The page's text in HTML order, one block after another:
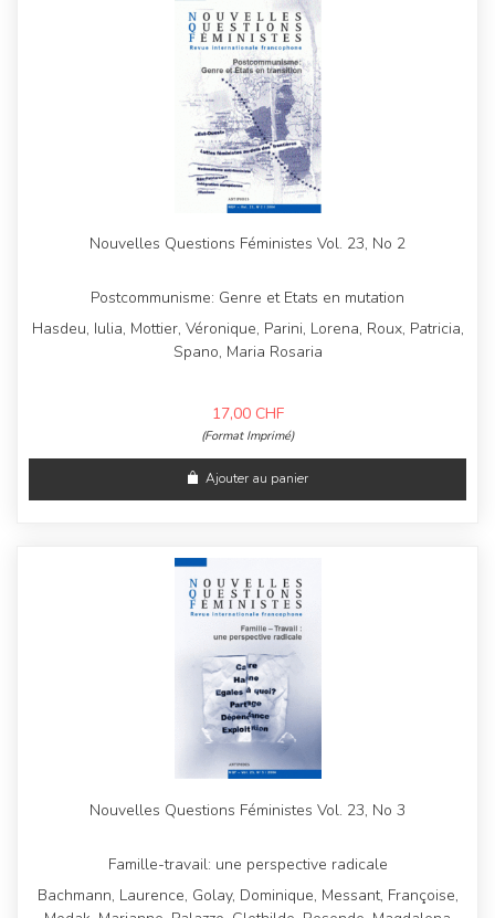
Nouvelles Questions Féministes Vol. 23, No 2
Postcommunisme: Genre et Etats en mutation
Hasdeu, Iulia, Mottier, Véronique, Parini, Lorena, Roux, Patricia,
Spano, Maria Rosaria
17,00 CHF
(Format Imprimé)
Ajouter au panier
Nouvelles Questions Féministes Vol. 23, No 3
Famille-travail: une perspective radicale
Bachmann, Laurence, Golay, Dominique, Messant, Françoise,